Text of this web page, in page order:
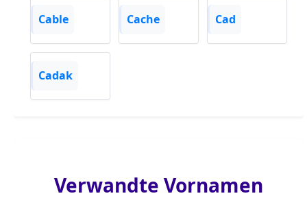
Cable Cache Cad
Cadak
Verwandte Vornamen